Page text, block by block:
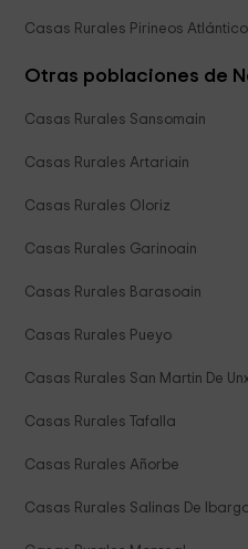
Casas Rurales Pirineos
Otras poblaciones de
Casas Rurales Sansomain
Casas Rurales Artariain
Casas Rurales Oloriz
Casas Rurales Garinoain
Casas Rurales Barasoain
Casas Rurales Pueyo
Casas Rurales San Martin De
Casas Rurales Tafalla
Casas Rurales Añorbe
Casas Rurales Salinas De